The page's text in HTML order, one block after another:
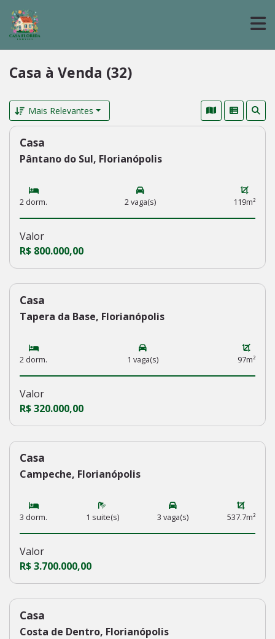
Casa à Venda (32)
Mais Relevantes
236
Casa
Pântano do Sul, Florianópolis
2 dorm. 2 vaga(s) 119m²
Valor
R$ 800.000,00
235
Casa
Tapera da Base, Florianópolis
2 dorm. 1 vaga(s) 97m²
Valor
R$ 320.000,00
232
Casa
Campeche, Florianópolis
3 dorm. 1 suite(s) 3 vaga(s) 537.7m²
Valor
R$ 3.700.000,00
231
Casa
Costa de Dentro, Florianópolis